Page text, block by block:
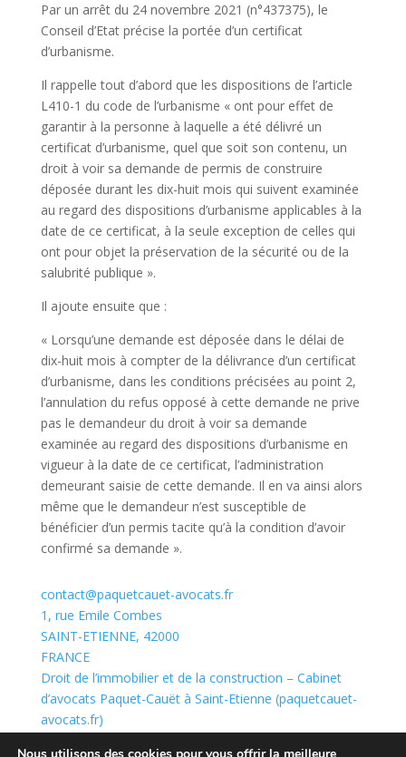
Par un arrêt du 24 novembre 2021 (n°437375), le
Conseil d’Etat précise la portée d’un certificat
d’urbanisme.
Il rappelle tout d’abord que les dispositions de l’article
L410-1 du code de l’urbanisme « ont pour effet de
garantir à la personne à laquelle a été délivré un
certificat d’urbanisme, quel que soit son contenu, un
droit à voir sa demande de permis de construire
déposée durant les dix-huit mois qui suivent examinée
au regard des dispositions d’urbanisme applicables à la
date de ce certificat, à la seule exception de celles qui
ont pour objet la préservation de la sécurité ou de la
salubrité publique ».
Il ajoute ensuite que :
« Lorsqu’une demande est déposée dans le délai de
dix-huit mois à compter de la délivrance d’un certificat
d’urbanisme, dans les conditions précisées au point 2,
l’annulation du refus opposé à cette demande ne prive
pas le demandeur du droit à voir sa demande
examinée au regard des dispositions d’urbanisme en
vigueur à la date de ce certificat, l’administration
demeurant saisie de cette demande. Il en va ainsi alors
même que le demandeur n’est susceptible de
bénéficier d’un permis tacite qu’à la condition d’avoir
confirmé sa demande ».
contact@paquetcauet-avocats.fr
1, rue Emile Combes
SAINT-ETIENNE, 42000
FRANCE
Droit de l’immobilier et de la construction – Cabinet
d’avocats Paquet-Cauët à Saint-Etienne (paquetcauet-
avocats.fr)